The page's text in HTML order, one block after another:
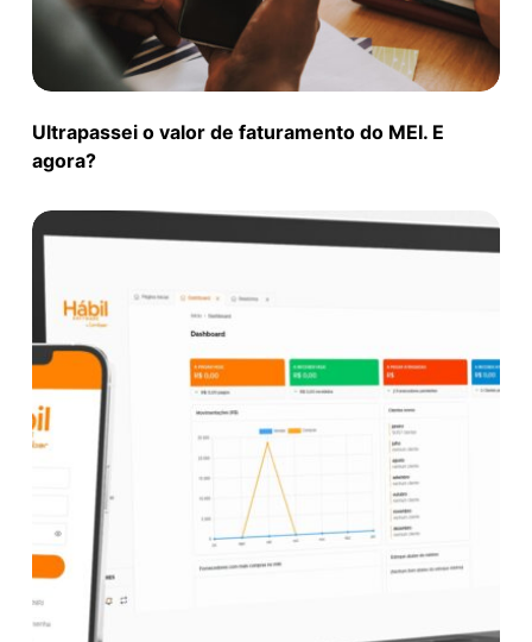
Ultrapassei o valor de faturamento do MEI. E
agora?